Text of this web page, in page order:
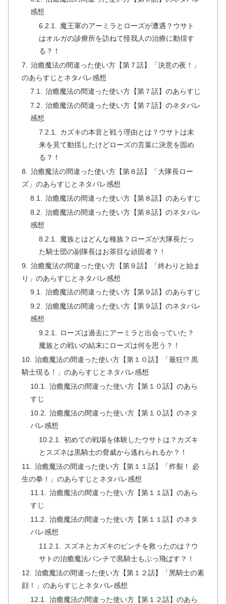
感想
魔王軍のアーミラとローズが遭遇？ウサト
はオルガの診療所を訪ねて怪我人の治療に動揺す
る？！
治癒魔法の間違った使い方【第７話】「決意の夜！」
のあらすじとネタバレ感想
治癒魔法の間違った使い方【第７話】のあらすじ
治癒魔法の間違った使い方【第７話】のネタバレ
感想
カズキの本音と戦う理由とは？ウサトは未
来を見て動揺したけどローズの言葉に決意を固め
る？！
治癒魔法の間違った使い方【第８話】「⼤隊⻑ロー
ズ」のあらすじとネタバレ感想
治癒魔法の間違った使い方【第８話】のあらすじ
治癒魔法の間違った使い方【第８話】のネタバレ
感想
魔族とはどんな種族？ローズが大隊長だっ
た騎士団の副隊長はお茶目な頑固者？！
治癒魔法の間違った使い方【第９話】「終わりと始ま
り」のあらすじとネタバレ感想
治癒魔法の間違った使い方【第９話】のあらすじ
治癒魔法の間違った使い方【第９話】のネタバレ
感想
ローズは過去にアーミラと出会っていた？
魔族との戦いの結末にローズは何を思う？！
治癒魔法の間違った使い方【第１０話】「最狂!? 黒
騎⼠現る！」のあらすじとネタバレ感想
治癒魔法の間違った使い方【第１０話】のあら
すじ
治癒魔法の間違った使い方【第１０話】のネタ
バレ感想
初めての戦場を体験したウサトは？カズキ
とスズネは黒騎士の脅威から逃れられるか？！
治癒魔法の間違った使い方【第１１話】「炸裂！ 必
⽣の拳！」のあらすじとネタバレ感想
治癒魔法の間違った使い方【第１１話】のあら
すじ
治癒魔法の間違った使い方【第１１話】のネタ
バレ感想
スズネとカズキのピンチを救ったのは？ウ
サトの治癒魔法パンチで黒騎士もぶっ飛ばす？！
治癒魔法の間違った使い方【第１２話】「⿊騎⼠の素
顔！」のあらすじとネタバレ感想
治癒魔法の間違った使い方【第１２話】のあら